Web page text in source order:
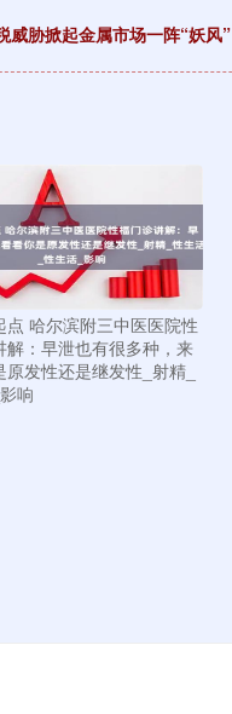
威胁掀起金属市场一阵“妖风”
点 哈尔滨附三中医医院性
解：早泄也有很多种，来
发性还是继发性_射精_
响